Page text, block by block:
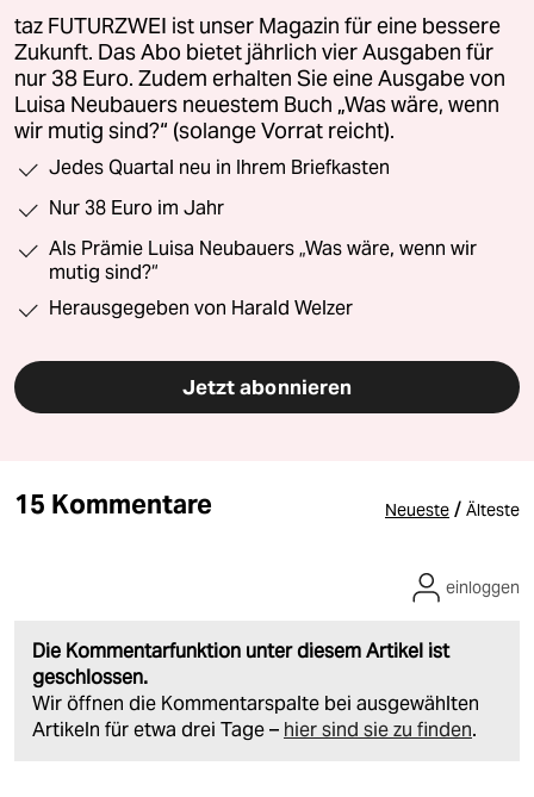
taz FUTURZWEI ist unser Magazin für eine bessere
Zukunft. Das Abo bietet jährlich vier Ausgaben für
nur 38 Euro. Zudem erhalten Sie eine Ausgabe von
Luisa Neubauers neuestem Buch „Was wäre, wenn
wir mutig sind?“ (solange Vorrat reicht).
Jedes Quartal neu in Ihrem Briefkasten
Nur 38 Euro im Jahr
Als Prämie Luisa Neubauers „Was wäre, wenn wir
mutig sind?“
Herausgegeben von Harald Welzer
Jetzt abonnieren
15 Kommentare Neueste / Älteste
Die Kommentarfunktion unter diesem Artikel ist
geschlossen.
Wir öffnen die Kommentarspalte bei ausgewählten
Artikeln für etwa drei Tage – hier sind sie zu finden.
einloggen